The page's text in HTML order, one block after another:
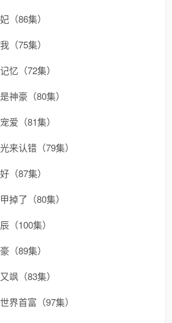
（86集）
（75集）
忆（72集）
神豪（80集）
爱（81集）
来认错（79集）
（87集）
掉了（80集）
（100集）
（89集）
飒（83集）
界首富（97集）